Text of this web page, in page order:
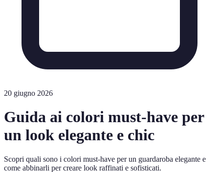
20 giugno 2026
Guida ai colori must-have per
un look elegante e chic
Scopri quali sono i colori must-have per un guardaroba elegante e
come abbinarli per creare look raffinati e sofisticati.